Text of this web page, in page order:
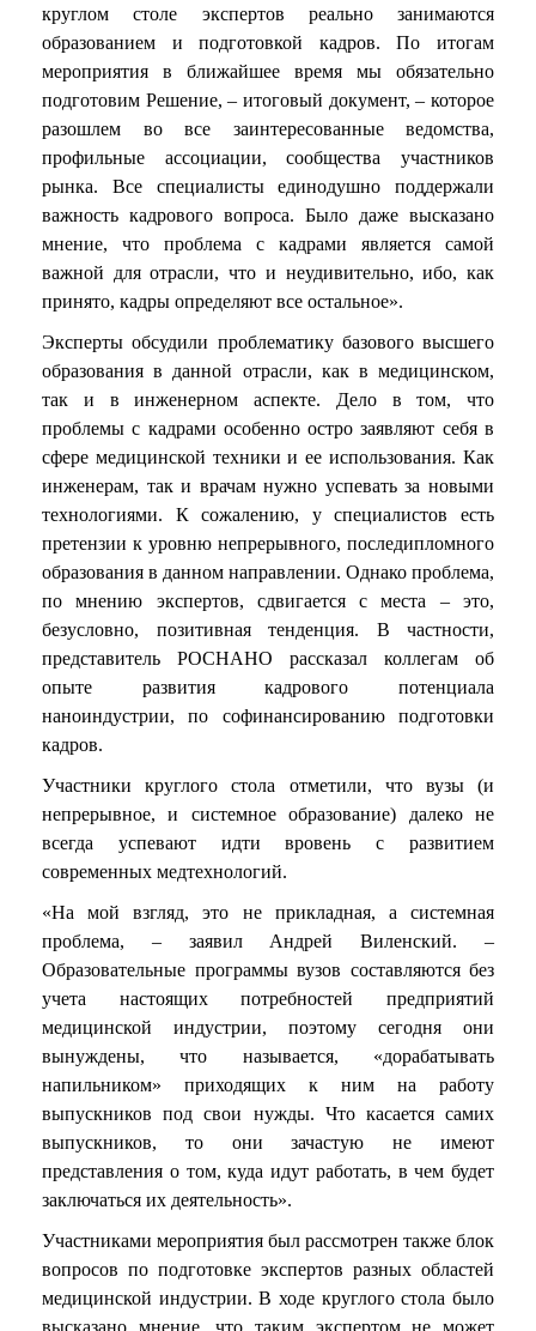
круглом столе экспертов реально занимаются
образованием и подготовкой кадров. По итогам
мероприятия в ближайшее время мы обязательно
подготовим Решение, – итоговый документ, – которое
разошлем во все заинтересованные ведомства,
профильные ассоциации, сообщества участников
рынка. Все специалисты единодушно поддержали
важность кадрового вопроса. Было даже высказано
мнение, что проблема с кадрами является самой
важной для отрасли, что и неудивительно, ибо, как
принято, кадры определяют все остальное».
Эксперты обсудили проблематику базового высшего
образования в данной отрасли, как в медицинском,
так и в инженерном аспекте. Дело в том, что
проблемы с кадрами особенно остро заявляют себя в
сфере медицинской техники и ее использования. Как
инженерам, так и врачам нужно успевать за новыми
технологиями. К сожалению, у специалистов есть
претензии к уровню непрерывного, последипломного
образования в данном направлении. Однако проблема,
по мнению экспертов, сдвигается с места – это,
безусловно, позитивная тенденция. В частности,
представитель РОСНАНО рассказал коллегам об
опыте развития кадрового потенциала
наноиндустрии, по софинансированию подготовки
кадров.
Участники круглого стола отметили, что вузы (и
непрерывное, и системное образование) далеко не
всегда успевают идти вровень с развитием
современных медтехнологий.
«На мой взгляд, это не прикладная, а системная
проблема, – заявил Андрей Виленский. –
Образовательные программы вузов составляются без
учета настоящих потребностей предприятий
медицинской индустрии, поэтому сегодня они
вынуждены, что называется, «дорабатывать
напильником» приходящих к ним на работу
выпускников под свои нужды. Что касается самих
выпускников, то они зачастую не имеют
представления о том, куда идут работать, в чем будет
заключаться их деятельность».
Участниками мероприятия был рассмотрен также блок
вопросов по подготовке экспертов разных областей
медицинской индустрии. В ходе круглого стола было
высказано мнение, что таким экспертом не может